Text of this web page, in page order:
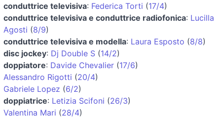
conduttrice televisiva: Federica Torti (17/4)
conduttrice televisiva e conduttrice radiofonica: Lucilla
Agosti (8/9)
conduttrice televisiva e modella: Laura Esposto (8/8)
disc jockey: Dj Double S (14/2)
doppiatore: Davide Chevalier (17/6)
Alessandro Rigotti (20/4)
Gabriele Lopez (6/2)
doppiatrice: Letizia Scifoni (26/3)
Valentina Mari (28/4)